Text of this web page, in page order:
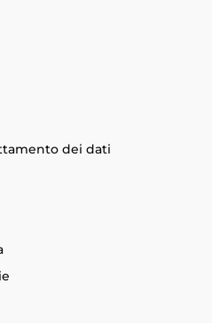
dei dati